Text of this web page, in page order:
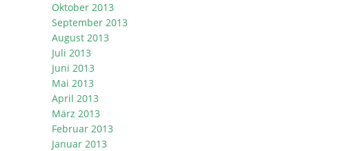
Oktober 2013
September 2013
August 2013
Juli 2013
Juni 2013
Mai 2013
April 2013
März 2013
Februar 2013
Januar 2013